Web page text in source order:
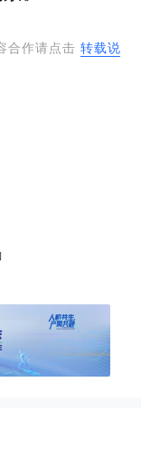
合作请点击 转载说